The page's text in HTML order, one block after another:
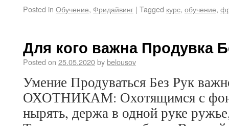
Posted in Обучение, Фридайвинг | Tagged курс, обучение,
Для кого важна Продувка
Posted on 25.05.2020bybelousov
Умение Продуваться Без Рук
ОХОТНИКАМ: Охотящимся с
нырять, держа в одной руке